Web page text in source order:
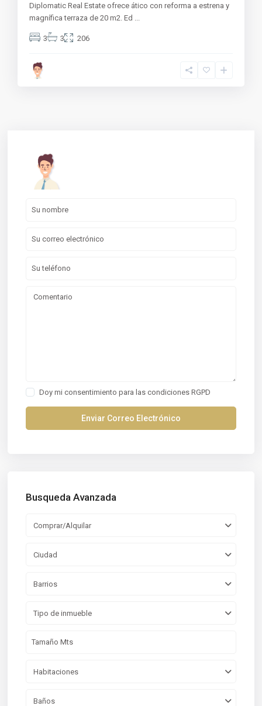
Diplomatic Real Estate ofrece ático con reforma a estrena y
magnífica terraza de 20 m2. Ed
3 3 206
Doy mi consentimiento para lascondiciones RGPD
Busqueda Avanzada
Comprar/Alquilar
Ciudad
Barrios
Tipo de inmueble
Habitaciones
Baños